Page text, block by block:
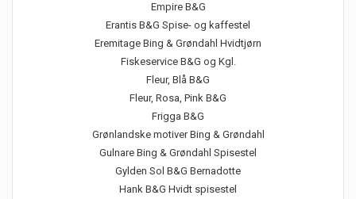
Empire B&G
Erantis B&G Spise- og kaffestel
Eremitage Bing & Grøndahl Hvidtjørn
Fiskeservice B&G og Kgl.
Fleur, Blå B&G
Fleur, Rosa, Pink B&G
Frigga B&G
Grønlandske motiver Bing & Grøndahl
Gulnare Bing & Grøndahl Spisestel
Gylden Sol B&G Bernadotte
Hank B&G Hvidt spisestel